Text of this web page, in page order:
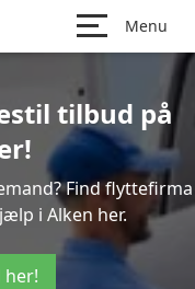
Menu
tilbud på
Find flyttefirma
i Alken her.